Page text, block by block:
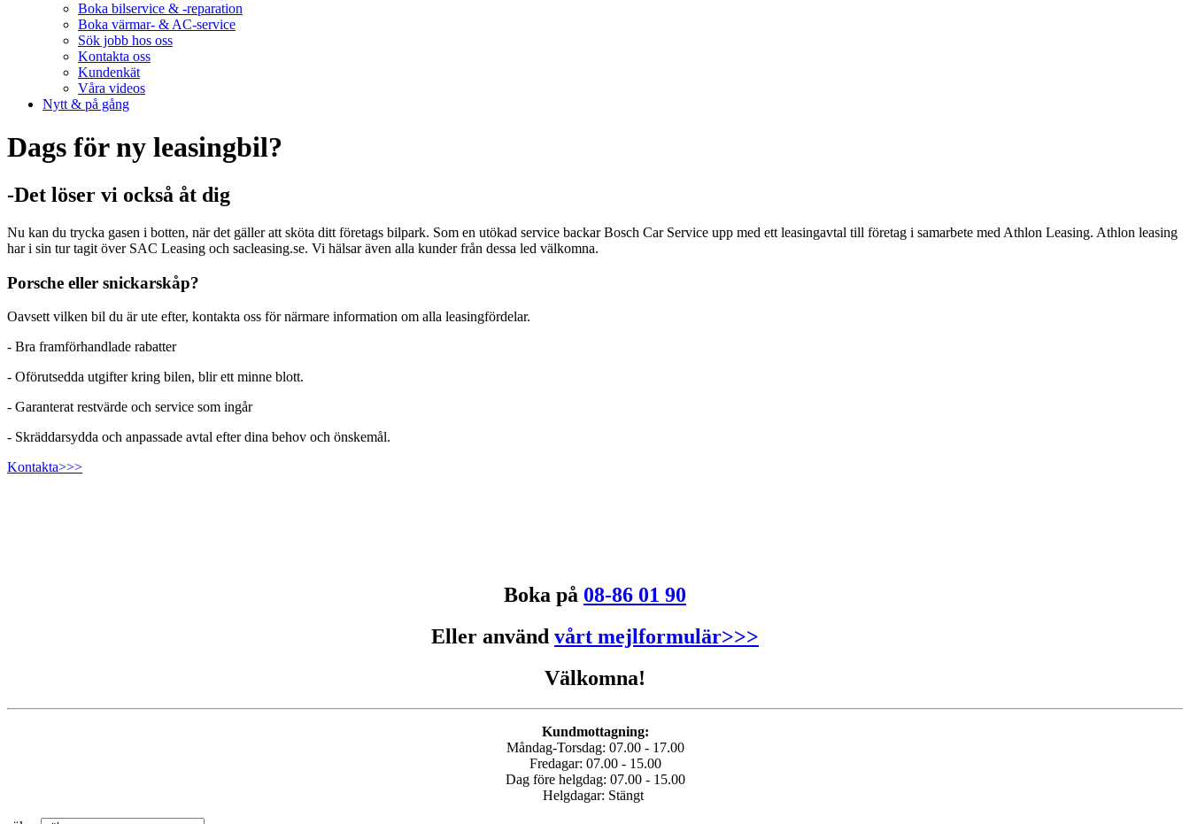
Boka bilservice & -reparation
Boka värmar- & AC-service
Sök jobb hos oss
Kontakta oss
Kundenkät
Våra videos
Nytt & på gång
Dags för ny leasingbil?
-Det löser vi också åt dig
Nu kan du trycka gasen i botten, när det gäller att sköta ditt företags bilpark. Som en utökad service backar Bosch Car Service upp med ett leasingavtal till företag i samarbete med Athlon Leasing. Athlon leasing
har i sin tur tagit över SAC Leasing och sacleasing.se. Vi hälsar även alla kunder från dessa led välkomna.
Porsche eller snickarskåp?
Oavsett vilken bil du är ute efter, kontakta oss för närmare information om alla leasingfördelar.
- Bra framförhandlade rabatter
- Oförutsedda utgifter kring bilen, blir ett minne blott.
- Garanterat restvärde och service som ingår
- Skräddarsydda och anpassade avtal efter dina behov och önskemål.
Kontakta>>>
Boka på 08-86 01 90
Eller använd vårt mejlformulär>>>
Välkomna!
Kundmottagning:
Måndag-Torsdag: 07.00 - 17.00
Fredagar: 07.00 - 15.00
Dag före helgdag: 07.00 - 15.00
Helgdagar: Stängt